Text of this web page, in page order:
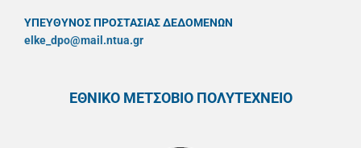
ΥΠΕΥΘYΝΟΣ ΠΡΟΣΤΑΣΙΑΣ ΔΕΔΟΜΕΝΩΝ
elke_dpo@mail.ntua.gr
ΕΘΝΙΚΟ ΜΕΤΣΟΒΙΟ ΠΟΛΥΤΕΧΝΕΙΟ